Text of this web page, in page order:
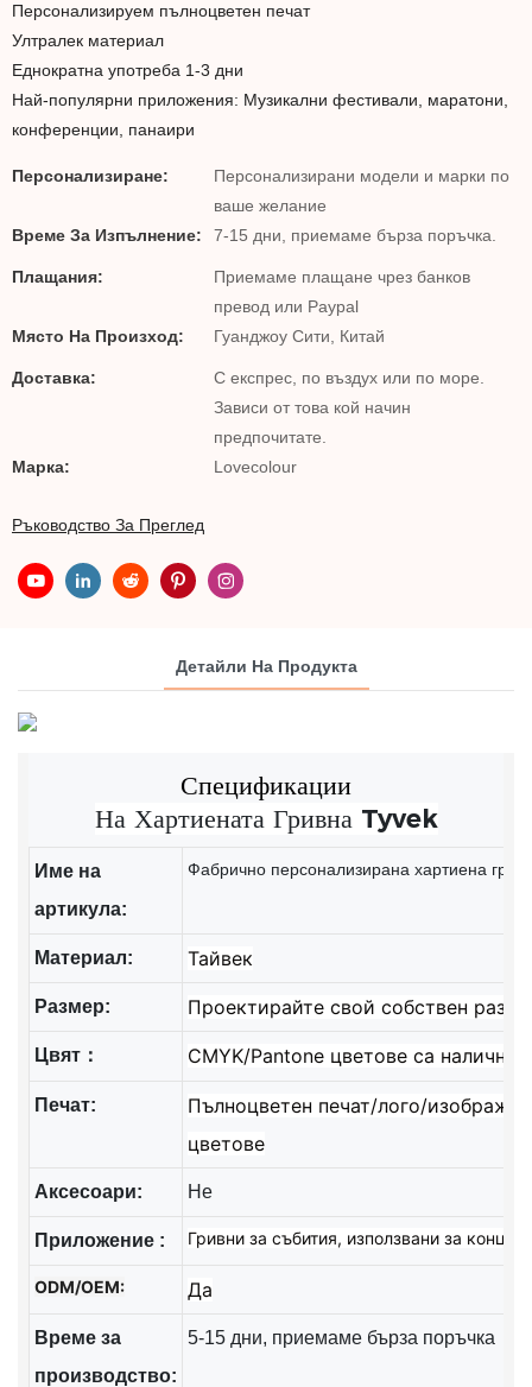
Персонализируем пълноцветен печат
Ултралек материал
Еднократна употреба 1-3 дни
Най-популярни приложения: Музикални фестивали, маратони,
конференции, панаири
Персонализиране:
Персонализирани модели и марки по
ваше желание
Време За Изпълнение:
7-15 дни, приемаме бърза поръчка.
Плащания:
Приемаме плащане чрез банков
превод или Paypal
Място На Произход:
Гуанджоу Сити, Китай
Доставка:
С експрес, по въздух или по море.
Зависи от това кой начин
предпочитате.
Марка:
Lovecolour
Ръководство За Преглед
Детайли На Продукта
Спецификации
На Хартиената Гривна Tyvek
Име на
артикула:
Фабрично персонализирана хартиена
Материал: Тайвек
Размер: Проектирайте свой собствен
Цвят： CMYK/Pantone цветове са налични
Печат:
Пълноцветен печат/лого/
цветове
Аксесоари: Не
Приложение: Гривни за събития, използвани за
ODM/OEM: Да
Време за
производство:
5-15 дни, приемаме бърза поръчка